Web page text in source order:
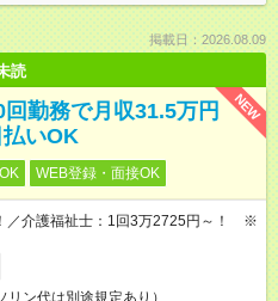
掲載日：2026.08.09
読
NEW
勤務で月収31.5万円
いOK
WEB登録・面接OK
／介護福祉士：1回3万2725円～！ ※
ン代は別途規定あり）